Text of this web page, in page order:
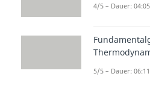
Wenn du
noch
4/5 – Dauer: 04:05
5/5 – Dauer: 06:11